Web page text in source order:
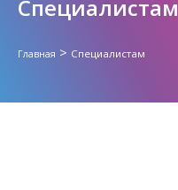
Специалистам
Главная > Специалистам